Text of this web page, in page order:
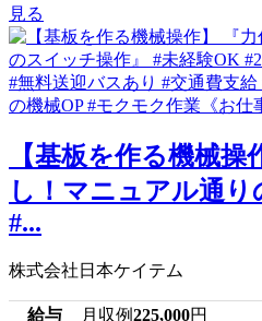
見る
【基板を作る機械操
し！マニュアル通り
#...
株式会社日本ケイテム
給与 月収例225,000円